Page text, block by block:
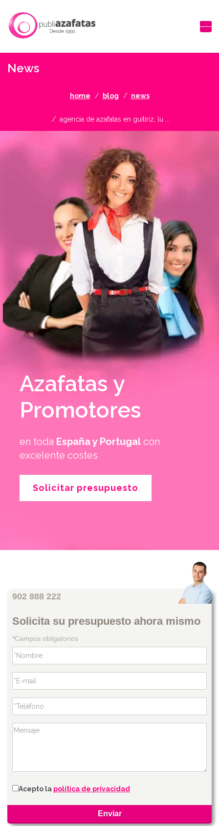
News
home blog news
agencia de azafatas en guitiriz, lu ...
Azafatas y
Promotores
en toda España y Portugal con
excelente costes
Solicitar presupuesto
902 888 222
Solicita su presupuesto ahora mismo
*Campos obligatorios
Acepto la política de privacidad